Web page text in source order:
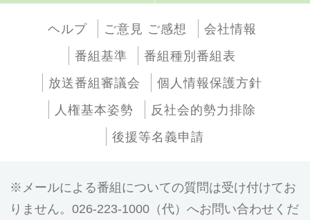
ヘルプ ご意見 ご感想
会社情報
番組基準
番組種別番組表
放送番組審議会
個人情報保護方針
人権基本姿勢
反社会的勢力排除
後援等名義申請
メールによる番組についての質問は受け付けてお
りません。026-223-1000（代）へお問い合わせくだ